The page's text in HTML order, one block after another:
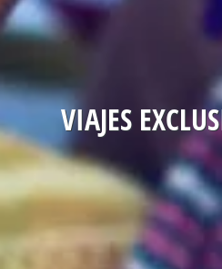
VIAJES